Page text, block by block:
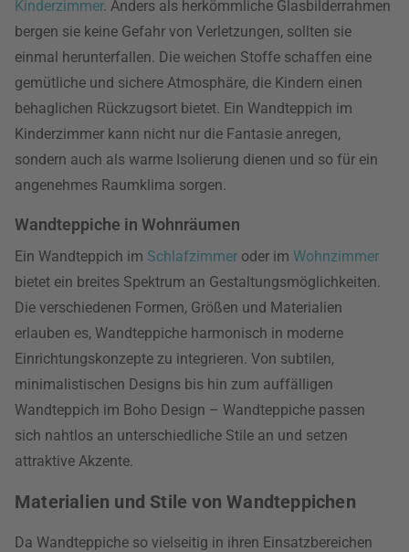
Kinderzimmer. Anders als herkömmliche Glasbilderrahmen
bergen sie keine Gefahr von Verletzungen, sollten sie
einmal herunterfallen. Die weichen Stoffe schaffen eine
gemütliche und sichere Atmosphäre, die Kindern einen
behaglichen Rückzugsort bietet. Ein Wandteppich im
Kinderzimmer kann nicht nur die Fantasie anregen,
sondern auch als warme Isolierung dienen und so für ein
angenehmes Raumklima sorgen.
Wandteppiche in Wohnräumen
Ein Wandteppich im Schlafzimmer oder im Wohnzimmer
bietet ein breites Spektrum an Gestaltungsmöglichkeiten.
Die verschiedenen Formen, Größen und Materialien
erlauben es, Wandteppiche harmonisch in moderne
Einrichtungskonzepte zu integrieren. Von subtilen,
minimalistischen Designs bis hin zum auffälligen
Wandteppich im Boho Design – Wandteppiche passen
sich nahtlos an unterschiedliche Stile an und setzen
attraktive Akzente.
Materialien und Stile von Wandteppichen
Da Wandteppiche so vielseitig in ihren Einsatzbereichen